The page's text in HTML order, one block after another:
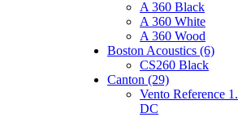
A 360 Black
A 360 White
A 360 Wood
Boston Acoustics (6)
CS260 Black
Canton (29)
Vento Reference
DC